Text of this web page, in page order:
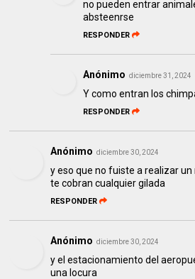
no pueden entrar
absteenrse
RESPONDER
Anónimo diciembre 31, 2024
Y como entran los
RESPONDER
Anónimo diciembre 30, 2024
y eso que no fuiste a realizar
te cobran cualquier gilada
RESPONDER
Anónimo diciembre 30, 2024
y el estacionamiento del
una locura